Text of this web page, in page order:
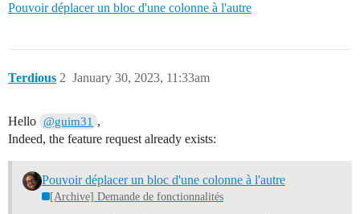
Pouvoir déplacer un bloc d'une colonne à l'autre
Terdious January 30, 2023, 11:33am
2
Hello @guim31 ,
Indeed, the feature request already exists:
Pouvoir déplacer un bloc d'une colonne à l'autre
[Archive] Demande de fonctionnalités